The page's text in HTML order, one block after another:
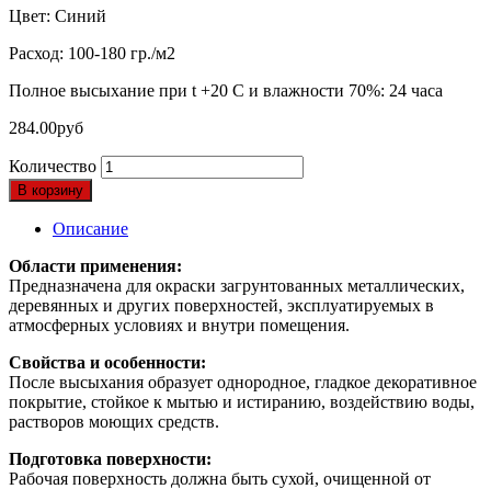
Цвет: Cиний
Расход: 100-180 гр./м2
Полное высыхание при t +20 С и влажности 70%: 24 часа
284.00руб
Количество
В корзину
Описание
Области применения:
Предназначена для окраски загрунтованных металлических,
деревянных и других поверхностей, эксплуатируемых в
атмосферных условиях и внутри помещения.
Свойства и особенности:
После высыхания образует однородное, гладкое декоративное
покрытие, стойкое к мытью и истиранию, воздействию воды,
растворов моющих средств.
Подготовка поверхности:
Рабочая поверхность должна быть сухой, очищенной от